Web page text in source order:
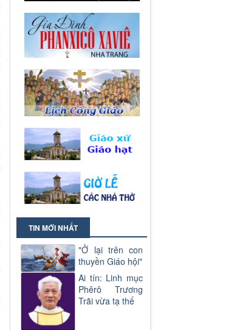
TIN MỚI NHẤT
"Ở lại trên con
thuyền Giáo hội"
Ai tín: Linh mục
Phêrô Trương
Trãi vừa tạ thế